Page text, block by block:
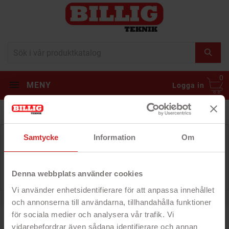
Samtycke Information Om
Denna webbplats använder cookies
Vi använder enhetsidentifierare för att anpassa innehållet
och annonserna till användarna, tillhandahålla funktioner
för sociala medier och analysera vår trafik. Vi
vidarebefordrar även sådana identifierare och annan
MENY Logga in
0
Kategorin är just nu tom
...och vi ska försöka fylla på den så fort som möjligt.
andra fynd!